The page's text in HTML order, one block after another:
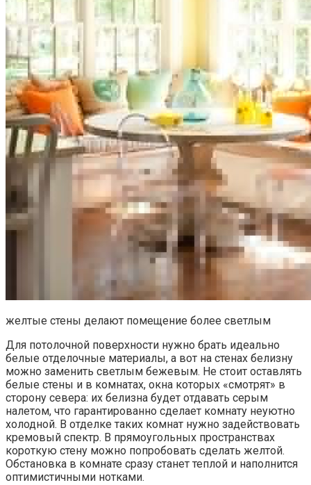
желтые стены делают помещение более светлым
Для потолочной поверхности нужно брать идеально
белые отделочные материалы, а вот на стенах белизну
можно заменить светлым бежевым. Не стоит оставлять
белые стены и в комнатах, окна которых «смотрят» в
сторону севера: их белизна будет отдавать серым
налетом, что гарантированно сделает комнату неуютно
холодной. В отделке таких комнат нужно задействовать
кремовый спектр. В прямоугольных пространствах
короткую стену можно попробовать сделать желтой.
Обстановка в комнате сразу станет теплой и наполнится
оптимистичными нотками.